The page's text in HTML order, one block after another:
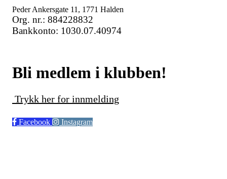
Peder Ankersgate 11, 1771 Halden
Org. nr.: 884228832
Bankkonto: 1030.07.40974
Bli medlem i klubben!
Trykk her for innmelding
Facebook Instagram